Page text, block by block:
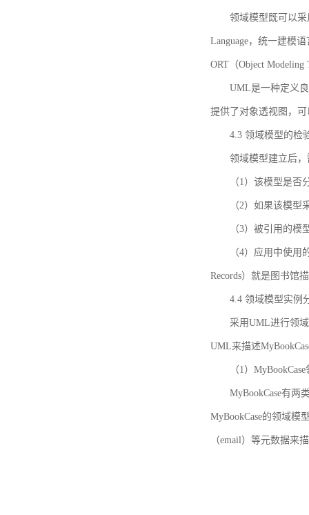
领域模型既可以
Language，统一建模
ORT（Object
UML是一种定义
提供了对象透视图，
4.3 领域模型的检
领域模型建立后
（1）该模型是
（2）如果该模
（3）被引用的模
（4）应用中使用
Records）就是图书馆
4.4 领域模型实例
采用UML进行领
UML来描述
（1）
MyBookCase有两
MyBookCase的领域模
（email）等元数据来